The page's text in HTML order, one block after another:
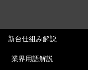
新台仕組み解説
業界用語解説